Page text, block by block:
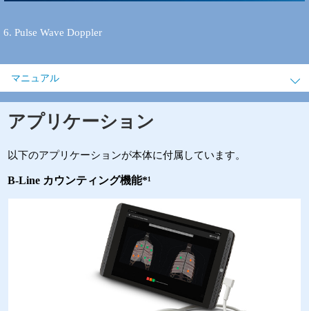
6. Pulse Wave Doppler
マニュアル
アプリケーション
以下のアプリケーションが本体に付属しています。
B-Line カウンティング機能*¹